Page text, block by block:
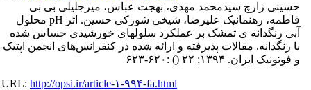
حسینی زارچ سیدمحمد مهدی، بهجت عباس، میرجلیلی بی بی
فاطمه، رهنمانیک علیرضا، شیخی شورکی حسین. اثر pH محلول
آبی رنگدانه ی تمشک بر عملکرد سلولهای خورشیدی حساس شده
با رنگدانه. مقالات پذیرفته و ارائه شده در کنفرانس‌های انجمن اپتیک
و فوتونیک ایران. ۱۳۹۴; ۲۲
() :۶۲۰-۶۲۳
URL:http://opsi.ir/article-۱-۹۹۴-fa.html